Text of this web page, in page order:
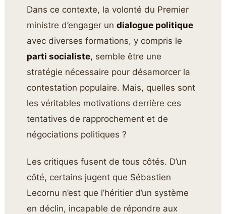
Dans ce contexte, la volonté du Premier
ministre d’engager undialogue politique
avec diverses formations, y compris le
parti socialiste, semble être une
stratégie nécessaire pour désamorcer la
contestation populaire. Mais, quelles sont
les véritables motivations derrière ces
tentatives de rapprochement et de
négociations politiques ?
Les critiques fusent de tous côtés. D’un
côté, certains jugent que Sébastien
Lecornu n’est que l’héritier d’un système
en déclin, incapable de répondre aux